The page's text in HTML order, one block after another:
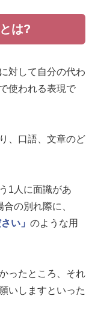
は?
対して自分の代わ
使われる表現で
、口語、文章のど
1人に面識があ
の別れ際に、
い」 のような用
ったところ、それ
いしますといった